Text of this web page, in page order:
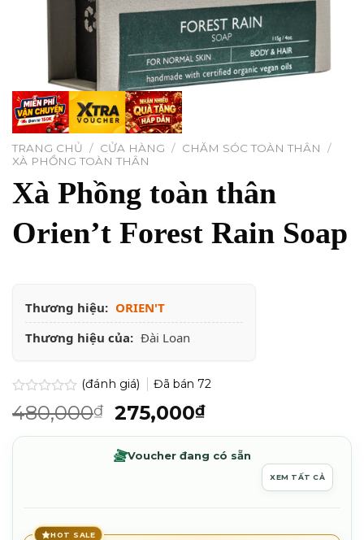
TRANG CHỦ / CỬA HÀNG / CHĂM SÓC TOÀN THÂN
/
XÀ PHỒNG TOÀN THÂN
Xà Phồng toàn thân
Orien’t Forest Rain Soap
Thương hiệu: ORIEN'T
Thương hiệu của: Đài Loan
Được
xếp
0.0
(đánh giá) Đã bán 72
480,000₫
Giá
gốc
là:
275,000₫Giá
hiện
tại
275,000₫.
Voucher đang có sẵn
XEM TẤT CẢ
HOT SALE